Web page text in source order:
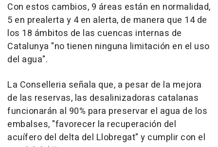
Con estos cambios, 9 áreas están en normalidad,
5 en prealerta y 4 en alerta, de manera que 14 de
los 18 ámbitos de las cuencas internas de
Catalunya "no tienen ninguna limitación en el uso
del agua".
La Conselleria señala que, a pesar de la mejora
de las reservas, las desalinizadoras catalanas
funcionarán al 90% para preservar el agua de los
embalses, "favorecer la recuperación del
acuífero del delta del Llobregat" y cumplir con el